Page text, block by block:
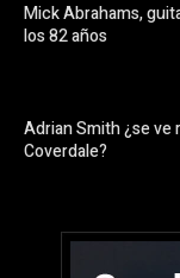
Mick Abrahams,
los 82 años
Adrian Smith ¿se ve
Coverdale?